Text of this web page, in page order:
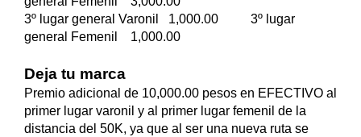
3º lugar general Varonil 1,000.00 3º lugar
general Femenil 1,000.00
Deja tu marca
Premio adicional de 10,000.00 pesos en EFECTIVO al
primer lugar varonil y al primer lugar femenil de la
distancia del 50K, ya que al ser una nueva ruta se